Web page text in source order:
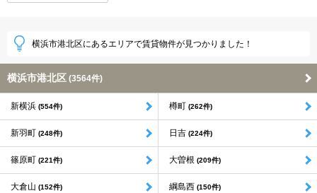
横浜市港北区にあるエリアで賃貸物件が見つかりました！
横浜市港北区 (3564件)
新横浜 (554件) 樽町 (262件)
新羽町 (248件) 日吉 (224件)
篠原町 (221件) 大曽根 (209件)
大倉山 (152件) 綱島西 (150件)